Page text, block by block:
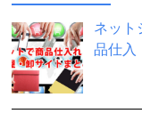
ネット
品仕入